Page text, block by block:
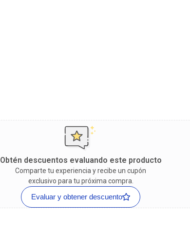
Obtén descuentos evaluando este producto
Comparte tu experiencia y recibe un cupón
exclusivo para tu próxima compra.
Evaluar y obtener descuento